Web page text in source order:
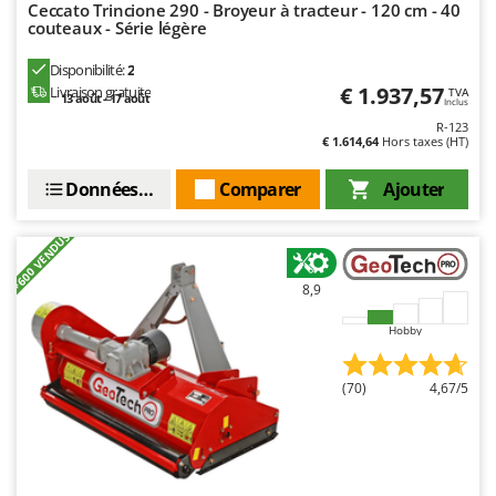
Master
Masterpro
Michelin
Minox
More than chef
MOSA
MOVA
Mowox
Ceccato Trincione 290 - Broyeur à tracteur - 120 cm - 40
couteaux - Série légère
Disponibilité:2
Livraison gratuite
13 août - 17 août € 1.937,57 TVA
Inclus
R-123
€ 1.614,64Hors taxes (HT)
Ajouter
Comparer
Données techniques
+600 VENDUS 8,9
Hobby
(70) 4,67/5